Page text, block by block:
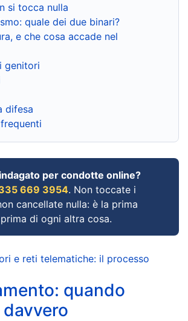
si tocca nulla
quale dei due binari?
e che cosa accade nel
genitori
difesa
per condotte online?
669 3954. Non toccate i
cancellate nulla: è la prima
di ogni altra cosa.
e reti telematiche: il processo
quando